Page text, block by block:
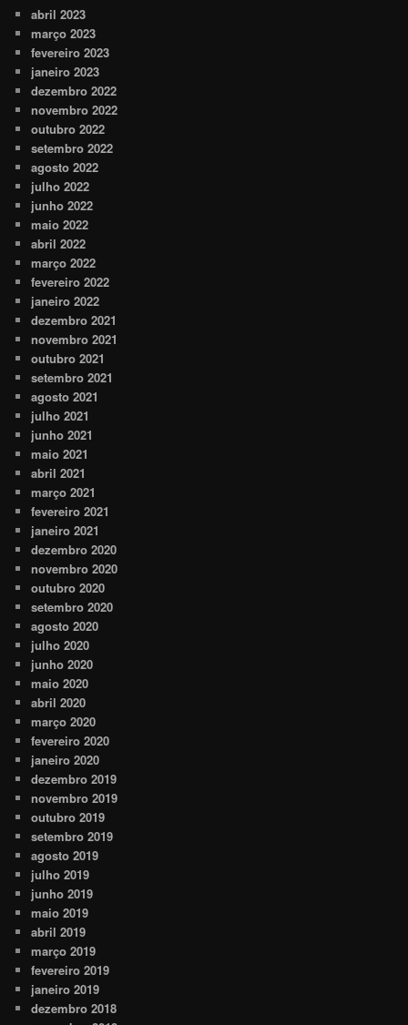
abril 2023
março 2023
fevereiro 2023
janeiro 2023
dezembro 2022
novembro 2022
outubro 2022
setembro 2022
agosto 2022
julho 2022
junho 2022
maio 2022
abril 2022
março 2022
fevereiro 2022
janeiro 2022
dezembro 2021
novembro 2021
outubro 2021
setembro 2021
agosto 2021
julho 2021
junho 2021
maio 2021
abril 2021
março 2021
fevereiro 2021
janeiro 2021
dezembro 2020
novembro 2020
outubro 2020
setembro 2020
agosto 2020
julho 2020
junho 2020
maio 2020
abril 2020
março 2020
fevereiro 2020
janeiro 2020
dezembro 2019
novembro 2019
outubro 2019
setembro 2019
agosto 2019
julho 2019
junho 2019
maio 2019
abril 2019
março 2019
fevereiro 2019
janeiro 2019
dezembro 2018